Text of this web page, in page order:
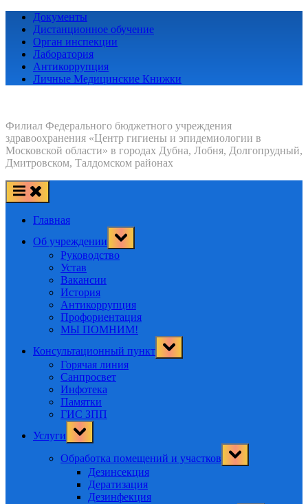
Skip
content
Документы
Дистанционное обучение
Орган инспекции
Лаборатория
Антикоррупция
Личные Медицинские Книжки
Филиал Федерального бюджетного учреждения
здравоохранения «Центр гигиены и эпидемиологии в
Московской области» в городах Дубна, Лобня, Долгопрудный,
Дмитровском, Талдомском районах
Главная
Об учреждении
Toggle
sub-
menu
Руководство
Устав
Вакансии
История
Антикоррупция
Профориентация
МЫ ПОМНИМ!
Консультационный пункт
Toggle
sub-
Горячая линия
Санпросвет
Инфотека
Памятки
ГИС ЗПП
Услуги
Toggle
sub-
Обработка помещений и участков
Toggle
sub-
Дезинсекция
Дератизация
Дезинфекция